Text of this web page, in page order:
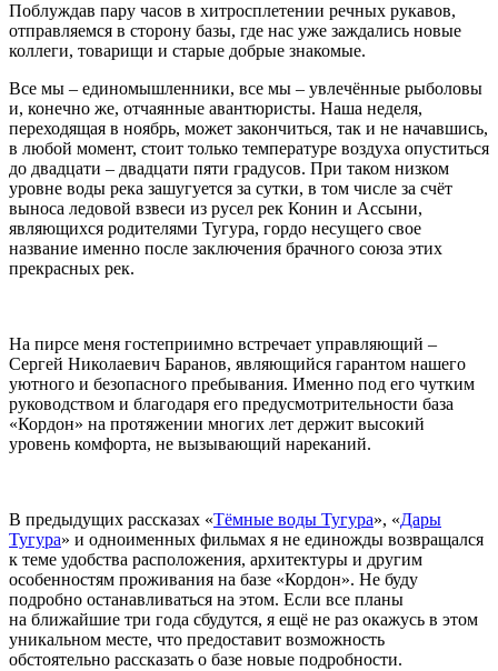
Поблуждав пару часов в хитросплетении речных рукавов,
отправляемся в сторону базы, где нас уже заждались новые
коллеги, товарищи и старые добрые знакомые.
Все мы – единомышленники, все мы – увлечённые рыболовы
и, конечно же, отчаянные авантюристы. Наша неделя,
переходящая в ноябрь, может закончиться, так и не начавшись,
в любой момент, стоит только температуре воздуха опуститься
до двадцати – двадцати пяти градусов. При таком низком
уровне воды река зашугуется за сутки, в том числе за счёт
выноса ледовой взвеси из русел рек Конин и Ассыни,
являющихся родителями Тугура, гордо несущего свое
название именно после заключения брачного союза этих
прекрасных рек.
На пирсе меня гостеприимно встречает управляющий –
Сергей Николаевич Баранов, являющийся гарантом нашего
уютного и безопасного пребывания. Именно под его чутким
руководством и благодаря его предусмотрительности база
«Кордон» на протяжении многих лет держит высокий
уровень комфорта, не вызывающий нареканий.
В предыдущих рассказах «Тёмные воды Тугура», «Дары
Тугура» и одноименных фильмах я не единожды возвращался
к теме удобства расположения, архитектуры и другим
особенностям проживания на базе «Кордон». Не буду
подробно останавливаться на этом. Если все планы
на ближайшие три года сбудутся, я ещё не раз окажусь в этом
уникальном месте, что предоставит возможность
обстоятельно рассказать о базе новые подробности.